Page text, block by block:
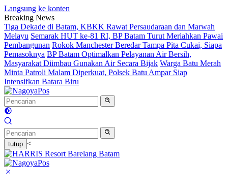
Langsung ke konten
Breaking News
Tiga Dekade di Batam, KBKK Rawat Persaudaraan dan Marwah
Melayu Semarak HUT ke-81 RI, BP Batam Turut Meriahkan Pawai
Pembangunan Rokok Manchester Beredar Tampa Pita Cukai, Siapa
Pemasoknya BP Batam Optimalkan Pelayanan Air Bersih,
Masyarakat Diimbau Gunakan Air Secara Bijak Warga Batu Merah
Minta Patroli Malam Diperkuat, Polsek Batu Ampar Siap
Intensifkan Batara Biru
tutup <